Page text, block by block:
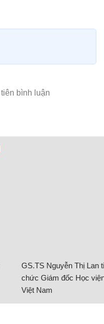
GS.TS Nguyễn Thị Lan
chức Giám đốc Học
Việt Nam